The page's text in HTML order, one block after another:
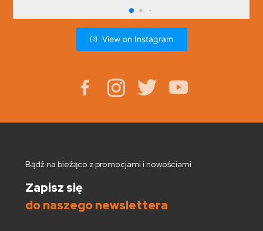
View on Instagram
Bądź na bieżąco z promocjami i nowościami
Zapisz się
do naszego newslettera